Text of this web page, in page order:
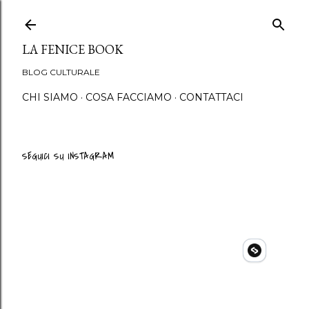
Passa ai contenuti
LA FENICE BOOK
BLOG CULTURALE
CHI SIAMO COSA FACCIAMO CONTATTACI
SEGUICI SU INSTAGRAM